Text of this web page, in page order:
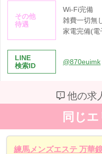
その他
待遇
Wi-Fi完備
雑費一切無
家電完備(電
LINE
検索ID
@870euimk
他の求
同じ
練馬メンズエステ 万華